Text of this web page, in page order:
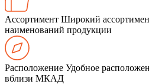
Ассортимент Широкий
наименований продукции
Расположение Удобное
вблизи МКАД